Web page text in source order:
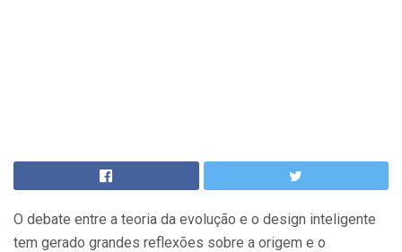
O debate entre a teoria da evolução e o design inteligente
tem gerado grandes reflexões sobre a origem e o